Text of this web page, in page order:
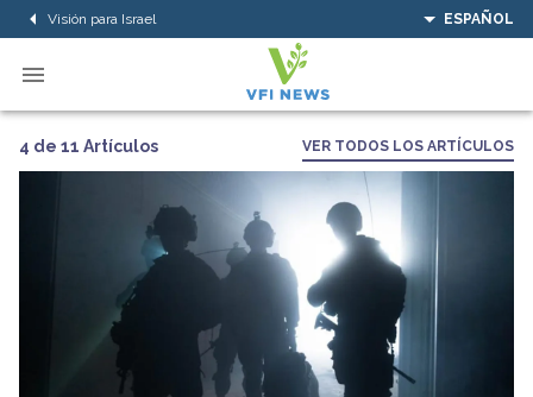
Visión para Israel ESPAÑOL
4 de 11 Artículos VER TODOS LOS ARTÍCULOS